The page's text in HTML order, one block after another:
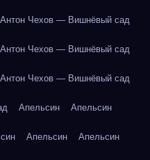
Антон Чехов — Вишнёвый сад
Антон Чехов — Вишнёвый сад
Антон Чехов — Вишнёвый сад
Апельсин Апельсин
Апельсин Апельсин